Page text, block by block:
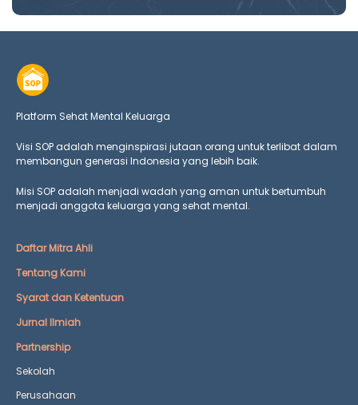
Platform Sehat Mental Keluarga
Visi SOP adalah menginspirasi jutaan orang untuk terlibat dalam
membangun generasi Indonesia yang lebih baik.
Misi SOP adalah menjadi wadah yang aman untuk bertumbuh
menjadi anggota keluarga yang sehat mental.
Daftar Mitra Ahli
Tentang Kami
Syarat dan Ketentuan
Jurnal Ilmiah
Partnership
Sekolah
Perusahaan